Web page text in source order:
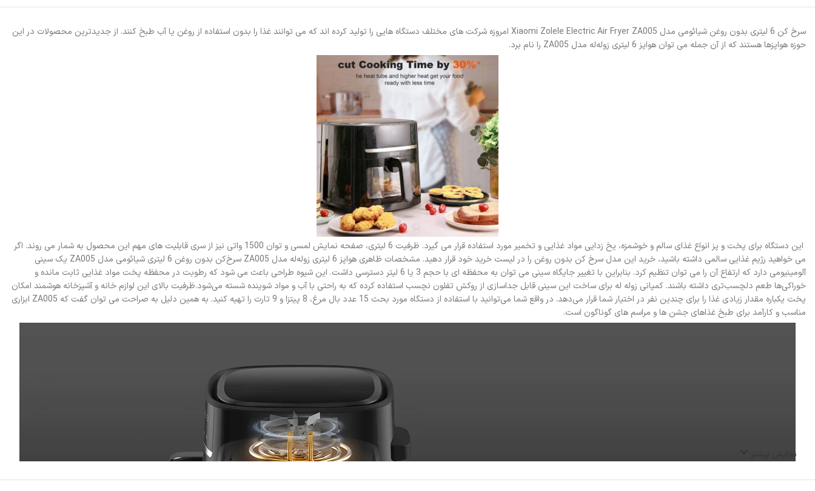
سرخ کن 6 لیتری بدون روغن شیائومی مدل Xiaomi Zolele Electric Air Fryer ZA005 امروزه شرکت های مختلف دستگاه هایی را تولید کرده اند که می توانند غذا را بدون استفاده از روغن یا آب طبخ کنند. از جدیدترین محصولات در این
حوزه هواپزها هستند که از آن جمله می توان هواپز 6 لیتری زوله‌له مدل ZA005 را نام برد.
این دستگاه برای پخت و پز انواع غذای سالم و خوشمزه، یخ زدایی مواد غذایی و تخمیر مورد استفاده قرار می گیرد. ظرفیت 6 لیتری، صفحه نمایش لمسی و توان 1500 واتی نیز از سری قابلیت های مهم این محصول به شمار می روند. اگر
می خواهید رژیم غذایی سالمی داشته باشید، خرید این مدل سرخ کن بدون روغن را در لیست خرید خود قرار دهید. مشخصات ظاهری هواپز 6 لیتری زوله‌له مدل ZA005 سرخ‌کن بدون روغن 6 لیتری شیائومی مدل ZA005 یک سینی
آلومینیومی دارد که ارتفاع آن را می توان تنظیم کرد. بنابراین با تغییر جایگاه سینی می توان به محفظه ای با حجم 3 یا 6 لیتر دسترسی داشت. این شیوه طراحی باعث می شود که رطوبت در محفظه پخت مواد غذایی ثابت مانده و
خوراکی‌ها طعم دلچسب‌تری داشته باشند. کمپانی زوله له برای ساخت این سینی قابل جداسازی از روکش تفلون نچسب استفاده کرده که به راحتی با آب و مواد شوینده شسته می‌شود.ظرفیت بالای این لوازم خانه و آشپزخانه هوشمند امکان
پخت یکباره مقدار زیادی غذا را برای چندین نفر در اختیار شما قرار می‌دهد. در واقع شما می‌توانید با استفاده از دستگاه مورد بحث 15 عدد بال مرغ، 8 پیتزا و 9 تارت را تهیه کنید. به همین دلیل به صراحت می توان گفت که ZA005 ابزاری
مناسب و کارآمد برای طبخ غذاهای جشن ها و مراسم های گوناگون است.
نمایش بیشتر